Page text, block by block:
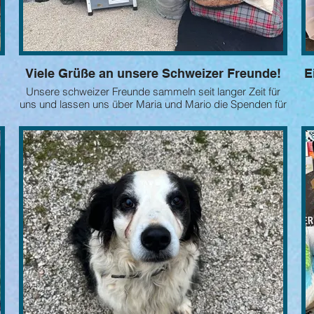
Viele Grüße an unsere Schweizer Freunde!
Unsere schweizer Freunde sammeln seit langer Zeit für
uns und lassen uns über Maria und Mario die Spenden für
unsere Tiere bringen. Jedesmal ist es eine große Freude
für uns die Geschenke für unsere Hunde- und
Katzenkinder auszupacken und an die verschiedenen
Tierhäuser zu verteilen.
Ein lieber Gruß in die Schweiz, wir danken von Herzen!
Eure Helga